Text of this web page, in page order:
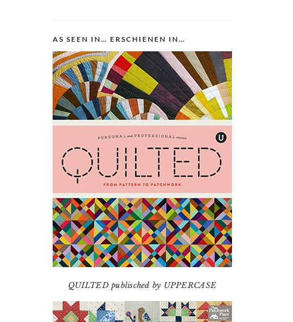
AS SEEN IN… ERSCHIENEN IN…
QUILTED publisched by UPPERCASE